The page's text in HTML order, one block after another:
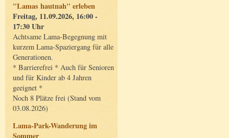
"Lamas hautnah" erleben
Freitag, 11.09.2026, 16:00 -
17:30 Uhr
Achtsame Lama-Begegnung mit
kurzem Lama-Spaziergang für alle
Generationen.
* Barrierefrei * Auch für Senioren
und für Kinder ab 4 Jahren
geeignet *
Noch 8 Plätze frei (Stand vom
03.08.2026)
Lama-Park-Wanderung im